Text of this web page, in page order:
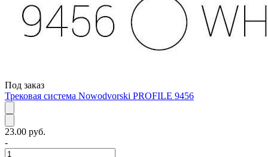
Под заказ
Трековая система Nowodvorski PROFILE 9456
23.00 руб.
-